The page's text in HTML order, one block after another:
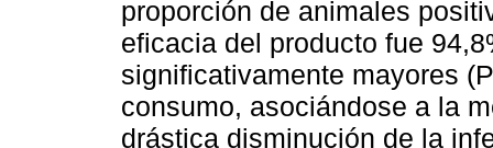
proporción de animales
eficacia del producto fue
significativamente mayores
consumo, asociándose a la
drástica disminución de la